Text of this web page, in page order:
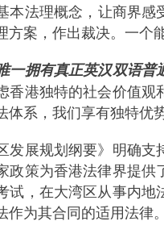
本法理概念，让商界
方案，作出裁决。一个
一拥有真正英汉双语
香港独特的社会价值
体系，我们享有独特优
发展规划纲要》明确
政策为香港法律界提
试，在大湾区从事内
为其合同的适用法律。